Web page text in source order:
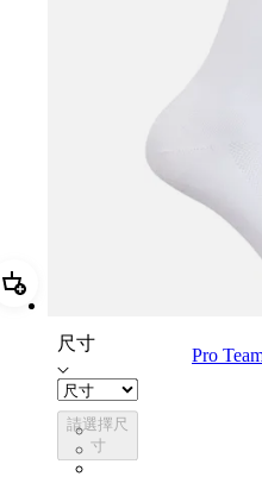
加進購物籃 Pro Team Socks -
尺寸
請選擇尺
寸
Pro
PSK08XXWHB
PSK08XXBLW
PSK08XXAIW